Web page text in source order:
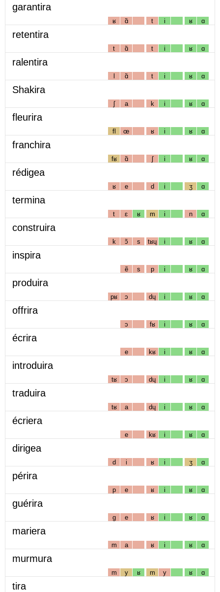
garantira
ʁ ɑ̃ t i ʁ ɑ
retentira
t ɑ̃ t i ʁ ɑ
ralentira
l ɑ̃ t i ʁ ɑ
Shakira
ʃ a k i ʁ ɑ
fleurira
fl œ ʁ i ʁ ɑ
franchira
fʁ ɑ̃ ʃ i ʁ ɑ
rédigea
ʁ e d i ʒ ɑ
termina
t ɛ ʁ m i n ɑ
construira
k ɔ̃ s tʁɥ i ʁ ɑ
inspira
ẽ s p i ʁ ɑ
produira
pʁ ɔ dɥ i ʁ ɑ
offrira
ɔ fʁ i ʁ ɑ
écrira
e kʁ i ʁ ɑ
introduira
tʁ ɔ dɥ i ʁ ɑ
traduira
tʁ a dɥ i ʁ ɑ
écriera
e kʁ i ʁ ɑ
dirigea
d i ʁ i ʒ ɑ
périra
p e ʁ i ʁ ɑ
guérira
g e ʁ i ʁ ɑ
mariera
m a ʁ i ʁ ɑ
murmura
m y ʁ m y ʁ ɑ
tira